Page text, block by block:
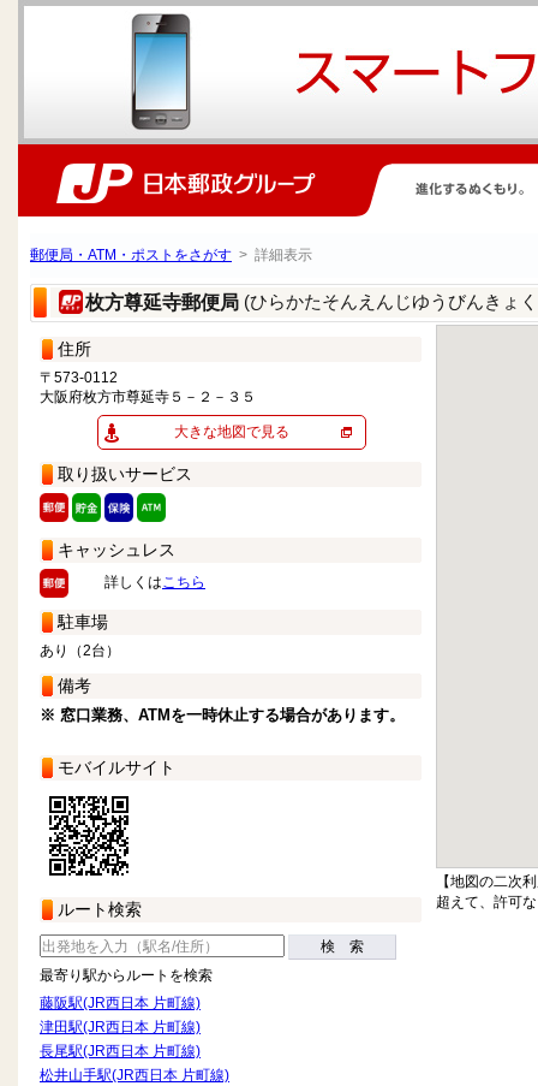
郵便局・ATM・ポストをさがす > 詳細表示
枚方尊延寺郵便局 (ひらかたそんえんじゆうびんきょ
住所
〒573-0112
大阪府枚方市尊延寺５－２－３５
大きな地図で見る
取り扱いサービス
キャッシュレス
詳しくはこちら
駐車場
あり（2台）
備考
※ 窓口業務、ATMを一時休止する場合があります。
モバイルサイト
ルート検索
検 索
最寄り駅からルートを検索
藤阪駅(JR西日本 片町線)
津田駅(JR西日本 片町線)
長尾駅(JR西日本 片町線)
松井山手駅(JR西日本 片町線)
【地図の二次
超えて、許可